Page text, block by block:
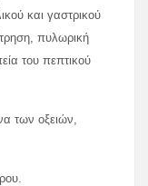
και γαστρικού
πυλωρική
του πεπτικού
των οξειών,